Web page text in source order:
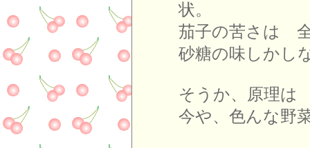
状。
茄子の苦さは
砂糖の味しかし
そうか、原理
今や、色んな野